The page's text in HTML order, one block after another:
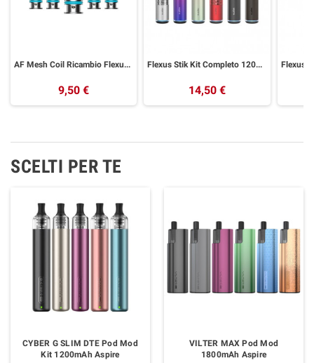
AF Mesh Coil Ricambio Flexus Aspire 5 Pezzi
9,50 €
Flexus Stik Kit Completo 1200mAh Aspire
14,50 €
SCELTI PER TE
CYBER G SLIM DTE Pod Mod
Kit 1200mAh Aspire
VILTER MAX Pod Mod
1800mAh Aspire